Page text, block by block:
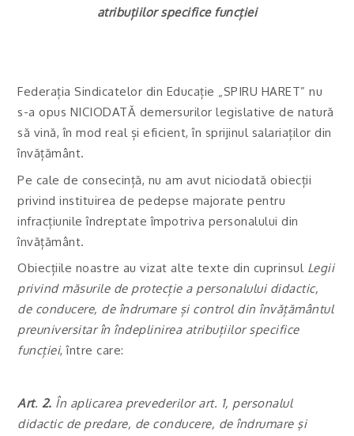
atribuțiilor specifice funcției
Federația Sindicatelor din Educație „SPIRU HARET” nu
s-a opus NICIODATĂ demersurilor legislative de natură
să vină, în mod real și eficient, în sprijinul salariaților din
învățământ.
Pe cale de consecință, nu am avut niciodată obiecții
privind instituirea de pedepse majorate pentru
infracțiunile îndreptate împotriva personalului din
învățământ.
Obiecțiile noastre au vizat alte texte din cuprinsul Legii
privind măsurile de protecție a personalului didactic,
de conducere, de îndrumare și control din învățământul
preuniversitar în îndeplinirea atribuțiilor specifice
funcției, între care:
Art. 2. În aplicarea prevederilor art. 1, personalul
didactic de predare, de conducere, de îndrumare şi